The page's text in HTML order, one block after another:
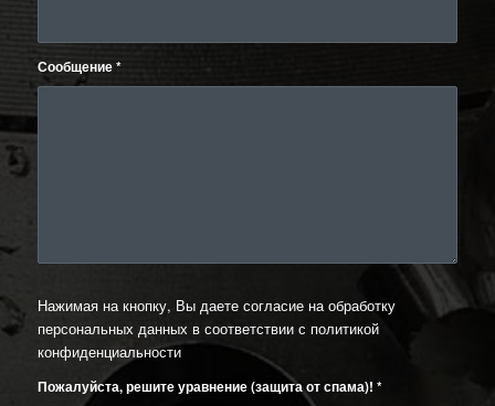
Сообщение*
Нажимая на кнопку, Вы даете согласие на обработку
персональных данных в соответствии с политикой
конфиденциальности
Пожалуйста, решите уравнение (защита от спама)! *